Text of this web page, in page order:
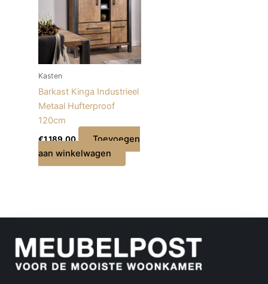
Kasten
Barkast Kinga Industrieel
Metaal Hufterproof
120cm
€1.189,00
Toevoegen
aan winkelwagen